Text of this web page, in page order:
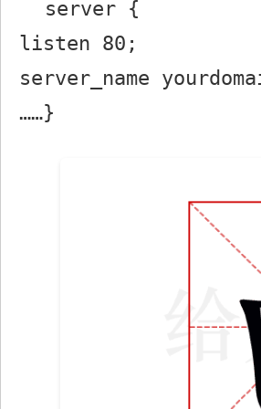
server {
listen 80;
server_name
……}